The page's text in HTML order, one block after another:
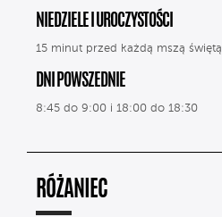
NIEDZIELE I UROCZYSTOŚCI
15 minut przed każdą mszą świętą
DNI POWSZEDNIE
8:45 do 9:00 i 18:00 do 18:30
RÓŻANIEC